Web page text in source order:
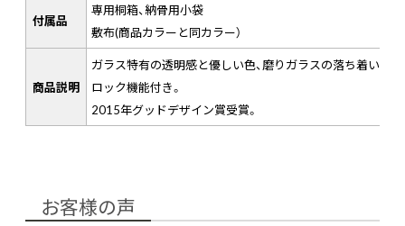
付属品
専用桐箱、納骨用小袋
敷布(商品カラーと同カラー）
商品説明
ガラス特有の透明感と優しい色、磨りガラスの落ち着いた
ロック機能付き。
2015年グッドデザイン賞受賞。
お客様の声